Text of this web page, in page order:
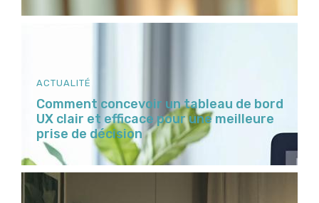
ACTUALITÉ
Comment concevoir un tableau de bord
UX clair et efficace pour une meilleure
prise de décision